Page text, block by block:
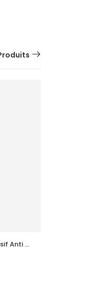
Anti